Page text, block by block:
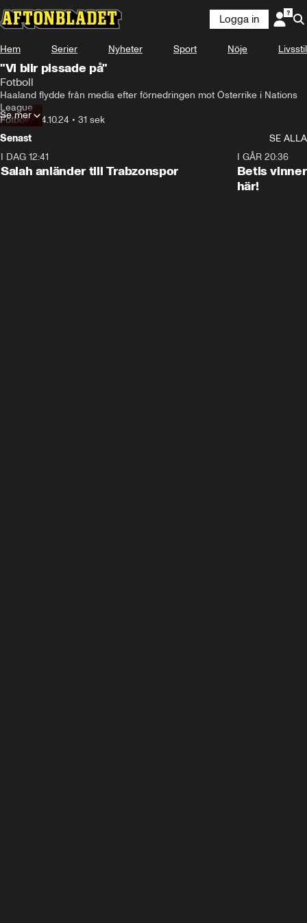
Logga in
Hem Serier Nyheter Sport Nöje Livsstil
"Vi blir pissade på"
Fotboll
Haaland flydde från media efter förnedringen mot Österrike i Nations
League
Fotboll•14.10.24 • 31 sek
Se mer
Senast
SE ALLA
I DAG 12:41
Salah anländer till Trabzonspor
I GÅR 20:36
Betis
här!